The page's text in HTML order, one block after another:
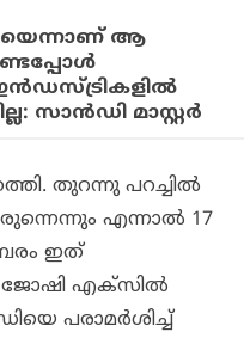
ആ
സാന്‍ഡി മാസ്റ്റര്‍
തുറന്നു പറച്ചിൽ
എന്നാൽ 17
ഇത്
ജോഷി എക്സിൽ
പരാമർശിച്ച്